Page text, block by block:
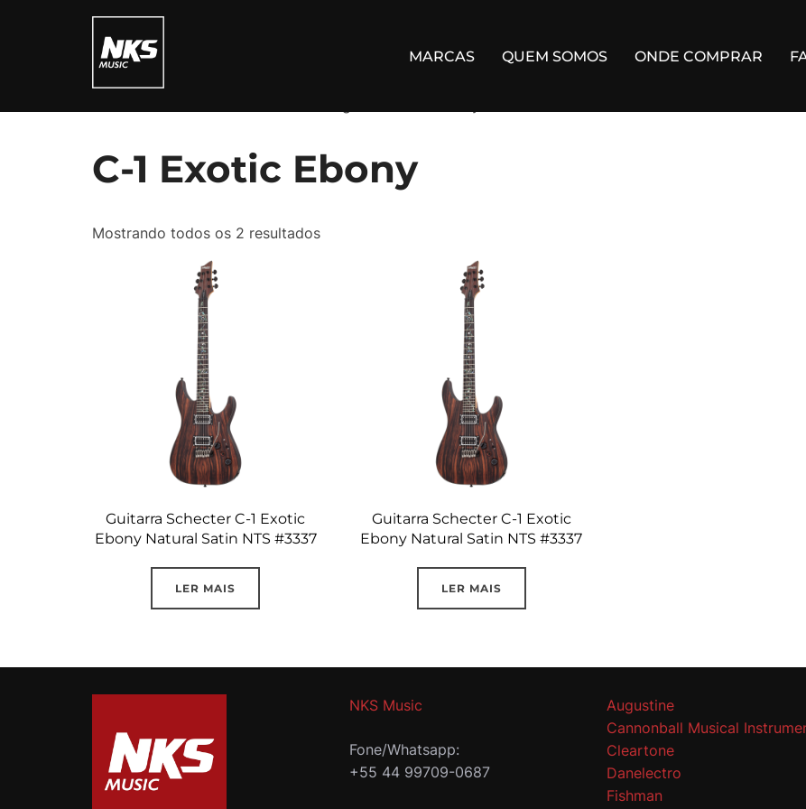
MARCAS QUEM SOMOS ONDE COMPRAR
C-1 Exotic Ebony
Mostrando todos os 2 resultados
Guitarra Schecter C-1 Exotic
Ebony Natural Satin NTS #3337
LER MAIS
Guitarra Schecter C-1 Exotic
Ebony Natural Satin NTS #3337
LER MAIS
NKS Music
Fone/Whatsapp:
+55 44 99709-0687
Augustine
Cannonball Musical
Cleartone
Danelectro
Fishman